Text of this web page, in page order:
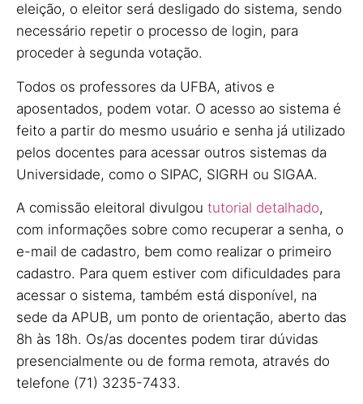
eleição, o eleitor será desligado do sistema, sendo
necessário repetir o processo de login, para
proceder à segunda votação.
Todos os professores da UFBA, ativos e
aposentados, podem votar. O acesso ao sistema é
feito a partir do mesmo usuário e senha já utilizado
pelos docentes para acessar outros sistemas da
Universidade, como o SIPAC, SIGRH ou SIGAA.
A comissão eleitoral divulgou tutorial detalhado,
com informações sobre como recuperar a senha, o
e-mail de cadastro, bem como realizar o primeiro
cadastro. Para quem estiver com dificuldades para
acessar o sistema, também está disponível, na
sede da APUB, um ponto de orientação, aberto das
8h às 18h. Os/as docentes podem tirar dúvidas
presencialmente ou de forma remota, através do
telefone (71) 3235-7433.